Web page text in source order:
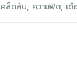
คล็ดลับ, ความฟิต, เ